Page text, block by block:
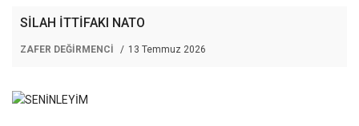
SİLAH İTTİFAKI NATO
ZAFER DEĞİRMENCİ 13 Temmuz 2026